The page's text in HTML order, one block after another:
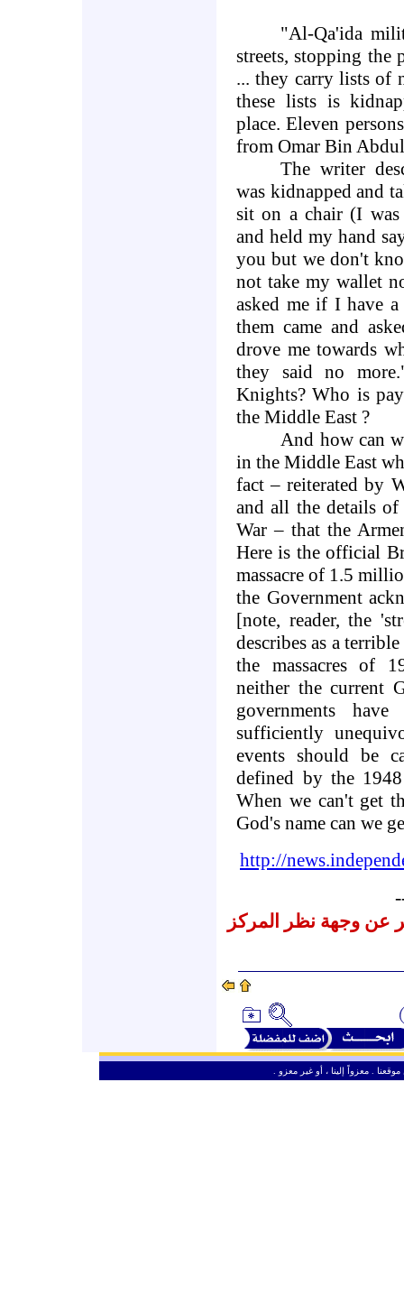
"Al-Qa'ida
streets, stopping the
... they carry lists of
these lists is
place. Eleven
fromOmar Bin
The writer
was kidnapped and
sit on a chair (I was
and held my hand
you but we don't
not take my wallet
asked me if I have
them came and
drove me towards
they said no
Knights? Who is
theMiddle East ?
And how can
in theMiddle East
fact – reiterated by
and all the details
War – that the
Here is the official
massacre of 1.5
the Government
[note, reader, the
describes as a
the massacres of
neither the current
governments
sufficiently
events should be
defined by the
When we can't get
God's name can we
http://
عن وجهة نظر المركز
. معزواً إلينا ، أو غير معزو .